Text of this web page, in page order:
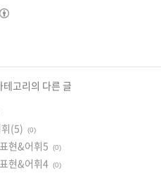
테고리의 다른 글
(5) (0)
현&어휘5 (0)
현&어휘4 (0)